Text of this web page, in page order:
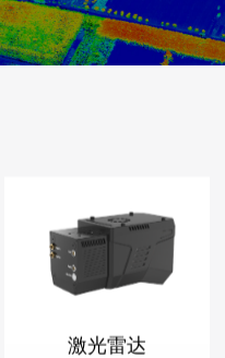
激光雷达